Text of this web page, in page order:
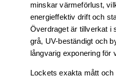
minskar värmeförlust,
energieffektiv drift och
Överdraget är tillverkat i
grå, UV-beständigt och
långvarig exponering för
Lockets exakta mått och